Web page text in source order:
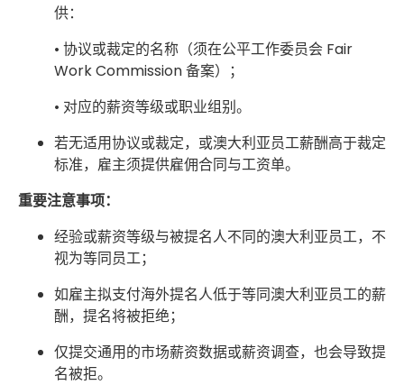
供：
• 协议或裁定的名称（须在公平工作委员会 Fair
Work Commission 备案）；
• 对应的薪资等级或职业组别。
若无适用协议或裁定，或澳大利亚员工薪酬高于裁定
标准，雇主须提供雇佣合同与工资单。
重要注意事项：
经验或薪资等级与被提名人不同的澳大利亚员工，不
视为等同员工；
如雇主拟支付海外提名人低于等同澳大利亚员工的薪
酬，提名将被拒绝；
仅提交通用的市场薪资数据或薪资调查，也会导致提
名被拒。